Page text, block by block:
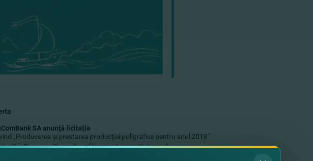
SA anunţă licitaţia
„Producerea şi prestarea producţiei poligrafice pentru anul 2018”
invită Companiile poligrafice pentru participare la concurs.